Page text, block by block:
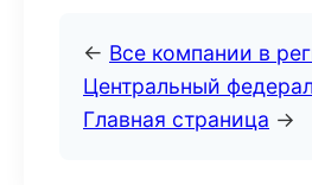
← Все компании в
Центральный
Главная страница →